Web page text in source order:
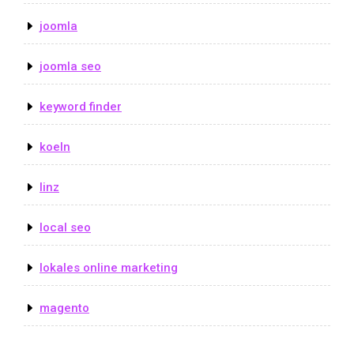
joomla
joomla seo
keyword finder
koeln
linz
local seo
lokales online marketing
magento